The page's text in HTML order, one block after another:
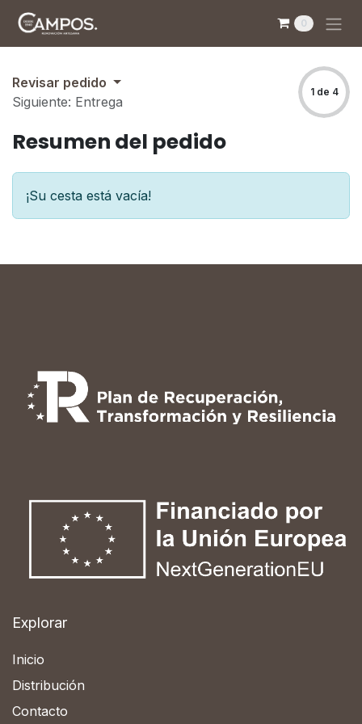
Ir al contenido
0
Revisar pedido
Siguiente: Entrega
1 de 4
Resumen del pedido
¡Su cesta está vacía!
Explorar
Inicio
Distribución
Contacto